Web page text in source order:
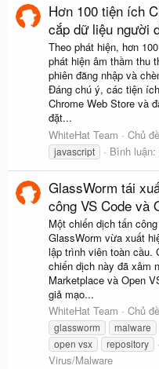
Hơn 100 tiện ích
cắp dữ liệu người
Theo phát hiện, hơn
phát hiện âm thầm thu
phiên đăng nhập và
Đáng chú ý, các tiện
Chrome Web Store và
đặt...
WhiteHat Team
Chủ đề
javascript Bình luận:
GlassWorm tái
công VS Code và
Một chiến dịch tấn
GlassWorm vừa xuất
lập trình viên toàn cầu.
chiến dịch này đã xâm
Marketplace và Open
giả mạo...
WhiteHat Team
Chủ đề
glassworm
malware
open vsx
repository
Virus/Malware